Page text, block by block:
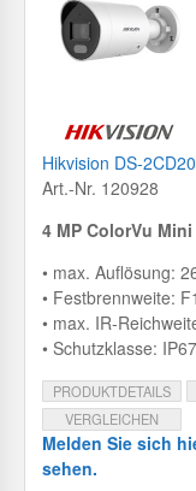
Hikvision DS-
Art.-Nr. 120928
4 MP ColorVu
• max. Auflösung:
• Festbrennweite:
• max. IR-
• Schutzklasse: IP67
PRODUKTDETAILS
VERGLEICHEN
Melden Sie sich
sehen.